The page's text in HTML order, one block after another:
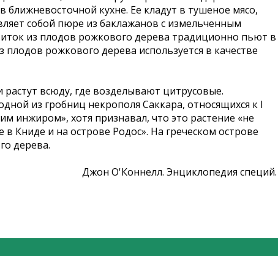
кухне. Ее кладут в тушеное мясо,
собой пюре из баклажанов с измельченным
из плодов рожкового дерева традиционно пьют в
рожкового дерева используется в качестве
всюду, где возделывают цитрусовые.
из гробниц некрополя Саккара, относящихся к I
инжиром», хотя признавал, что это растение «не
Книде и на острове Родос». На греческом острове
дерева.
Джон О'Коннелл. Энциклопедия специй.